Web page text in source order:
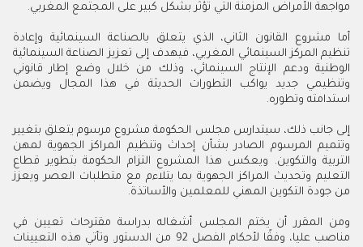
مواجهة الأمراض المزمنة التي تؤثر بشكل كبير على المجتمع المغربي.
أما مشروع القانون الثاني، الذي يتعلق بالصناعة السينمائية وإعادة
تنظيم المركز السينمائي المغربي، فيهدف إلى تعزيز الصناعة السينمائية
الوطنية ودعم الإنتاج السينمائي، وذلك من خلال وضع إطار قانوني
وتنظيمي جديد يواكب التطورات الحديثة في هذا المجال ويضمن
استدامته وتطوره.
إلى جانب ذلك، سيتدارس مجلس الحكومة مشروع مرسوم يتعلق بتغيير
وتتميم المرسوم الصادر بشأن إحداث وتنظيم المراكز الجهوية لمهن
التربية والتكوين. ويعكس هذا المشروع التزام الحكومة بتطوير قطاع
التعليم وتحديث المراكز الجهوية بما يتلاءم مع متطلبات العصر ويعزز
من جودة التكوين المهني للمعلمين والأساتذة.
ومن المقرر أن يختم المجلس أشغاله بدراسة مقترحات تعيين في
مناصب عليا، وفقًا لأحكام الفصل 92 من الدستور. وتأتي هذه التعيينات